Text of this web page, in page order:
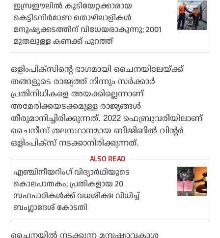
ഇസ്രഈലില്‍ കുടിയേറ്റക്കാരായ
കെട്ടിടനിര്‍മാണ തൊഴിലാളികള്‍
മനുഷ്യക്കടത്തിന് വിധേയരാകുന്നു; 2001
മുതലുള്ള കണക്ക് പുറത്ത്
ഒളിംപിക്‌സിന്റെ ഭാഗമായി ചൈനയിലേയ്ക്ക്
തങ്ങളുടെ രാജ്യത്ത് നിന്നും സര്‍ക്കാര്‍
പ്രതിനിധികളെ അയക്കില്ലെന്നാണ്
അമേരിക്കയടക്കമുള്ള രാജ്യങ്ങള്‍
തീരുമാനിച്ചിരിക്കുന്നത്. 2022 ഫെബ്രുവരിയിലാണ്
ചൈനീസ് തലസ്ഥാനമായ ബീജിങില്‍ വിന്റര്‍
ഒളിംപിക്‌സ് നടക്കാനിരിക്കുന്നത്.
എഞ്ചിനീയറിംഗ് വിദ്യാര്‍ഥിയുടെ
കൊലപാതകം; പ്രതികളായ 20
സഹപാഠികള്‍ക്ക് വധശിക്ഷ വിധിച്ച്
ബംഗ്ലാദേശ് കോടതി
ചൈനയില്‍ നടക്കുന്ന മനുഷ്യാവകാശ